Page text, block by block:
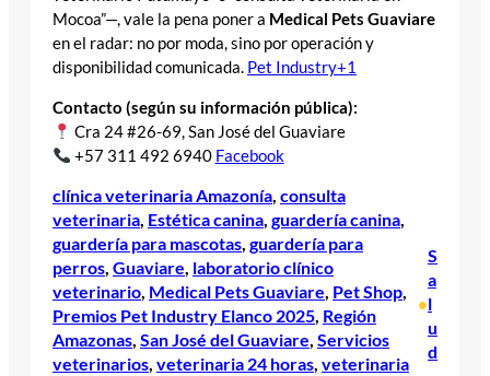
Mocoa”—, vale la pena poner a Medical Pets Guaviare
en el radar: no por moda, sino por operación y
disponibilidad comunicada. Pet Industry+1
Contacto (según su información pública):
Cra 24 #26-69, San José del Guaviare
+57 311 492 6940 Facebook
clínica veterinaria Amazonía, consulta
veterinaria, Estética canina, guardería canina
guardería para mascotas, guardería para
perros, Guaviare, laboratorio clínico
veterinario, Medical Pets Guaviare, Pet Shop
Premios Pet Industry Elanco 2025, Región
Amazonas, San José del Guaviare, Servicios
veterinarios, veterinaria 24 horas, veterinaria
•
S
a
l
u
d